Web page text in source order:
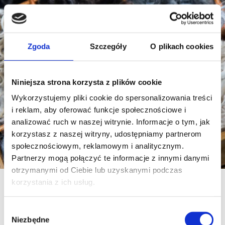
Zgoda Szczegóły O plikach cookies
Niniejsza strona korzysta z plików cookie
Wykorzystujemy pliki cookie do spersonalizowania treści
i reklam, aby oferować funkcje społecznościowe i
analizować ruch w naszej witrynie. Informacje o tym, jak
korzystasz z naszej witryny, udostępniamy partnerom
społecznościowym, reklamowym i analitycznym.
Partnerzy mogą połączyć te informacje z innymi danymi
otrzymanymi od Ciebie lub uzyskanymi podczas
korzystania z ich usług.
zgody
Niezbędne
Nieprzemijalne piękno wełny
Poszukujemy inspiracji w różnych materiałach i
surowcach. Odkrywamy nowe możliwości i